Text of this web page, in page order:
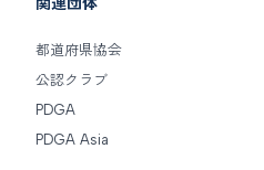
関連団体
都道府県協会
公認クラブ
PDGA
PDGA Asia